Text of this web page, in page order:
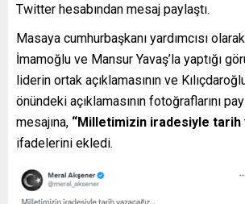
Twitter hesabından mesaj paylaştı.
Masaya cumhurbaşkanı yardımcısı
İmamoğlu ve Mansur Yavaş’la yaptığı
liderin ortak açıklamasının ve
önündeki açıklamasının fotoğraflarını
mesajına, “Milletimizin iradesiyle tarih
ifadelerini ekledi.